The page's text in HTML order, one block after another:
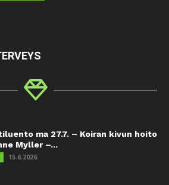
ma 27.7. – Koiran kivun hoito
Myller –...
15.6.2026